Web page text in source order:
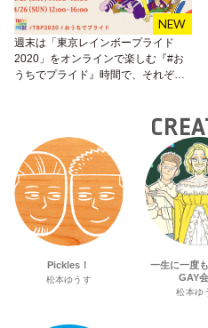
週末は「東京レインボープライド
2020」をオンラインで楽しむ『#お
うちでプライド』時間で、それぞれ
Pickles！
松本ゆうす
一生に一度
GAY
松本ゆ